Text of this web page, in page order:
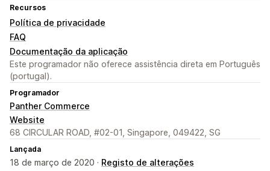
Recursos
Política de privacidade
FAQ
Documentação da aplicação
Este programador não oferece assistência direta em Português
(portugal).
Programador
Panther Commerce
Website
68 CIRCULAR ROAD, #02-01, Singapore, 049422, SG
Lançada
18 de março de 2020 · Registo de alterações